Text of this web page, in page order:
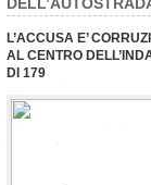
L’ACCUSA E’
AL CENTRO
DI 179